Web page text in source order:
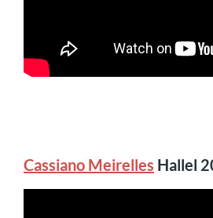
Cassiano Meirelles Hallel